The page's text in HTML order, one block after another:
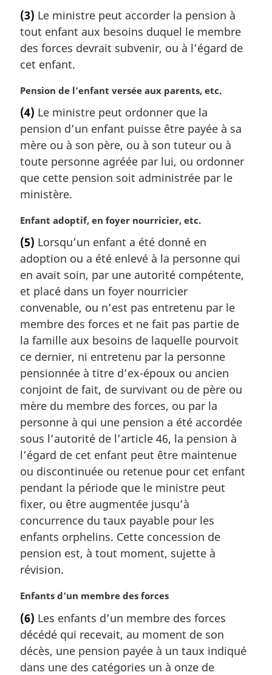
t
e
m
a
g
n
a
e
:
(3) Le ministre peut accorder la pension à
tout enfant aux besoins duquel le membre
des forces devrait subvenir, ou à l’égard de
cet enfant.
N
t
e
m
a
g
i
a
l
e
:
Pension de l’enfant versée aux parents, etc.
(4) Le ministre peut ordonner que la
pension d’un enfant puisse être payée à sa
mère ou à son père, ou à son tuteur ou à
toute personne agréée par lui, ou ordonner
que cette pension soit administrée par le
ministère.
N
t
e
m
a
g
i
n
a
e
:
Enfant adoptif, en foyer nourricier, etc.
(5) Lorsqu’un enfant a été donné en
adoption ou a été enlevé à la personne qui
en avait soin, par une autorité compétente,
et placé dans un foyer nourricier
convenable, ou n’est pas entretenu par le
membre des forces et ne fait pas partie de
la famille aux besoins de laquelle pourvoit
ce dernier, ni entretenu par la personne
pensionnée à titre d’ex-époux ou ancien
conjoint de fait, de survivant ou de père ou
mère du membre des forces, ou par la
personne à qui une pension a été accordée
sous l’autorité de l’article 46, la pension à
l’égard de cet enfant peut être maintenue
ou discontinuée ou retenue pour cet enfant
pendant la période que le ministre peut
fixer, ou être augmentée jusqu’à
concurrence du taux payable pour les
enfants orphelins. Cette concession de
pension est, à tout moment, sujette à
révision.
N
t
e
m
a
Enfants d’un membre des forces
(6) Les enfants d’un membre des forces
décédé qui recevait, au moment de son
décès, une pension payée à un taux indiqué
dans une des catégories un à onze de